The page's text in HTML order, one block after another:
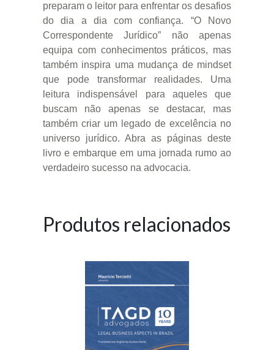
preparam o leitor para enfrentar os desafios
do dia a dia com confiança. “O Novo
Correspondente Jurídico” não apenas
equipa com conhecimentos práticos, mas
também inspira uma mudança de mindset
que pode transformar realidades. Uma
leitura indispensável para aqueles que
buscam não apenas se destacar, mas
também criar um legado de excelência no
universo jurídico. Abra as páginas deste
livro e embarque em uma jornada rumo ao
verdadeiro sucesso na advocacia.
Produtos relacionados